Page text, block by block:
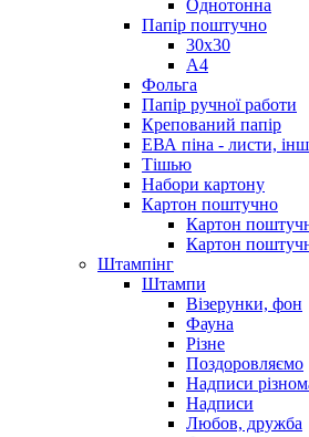
Однотонна
Папір поштучно
30х30
А4
Фольга
Папір ручної работи
Крепований папір
ЕВА піна - листи,
Тішью
Набори картону
Картон поштучно
Картон
Картон
Штампінг
Штампи
Візерунки, фон
Фауна
Різне
Поздоровляємо
Надписи
Надписи
Любов, дружба